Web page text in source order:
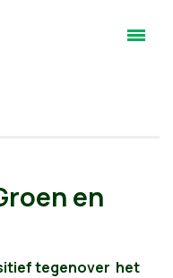
en
tegenover het